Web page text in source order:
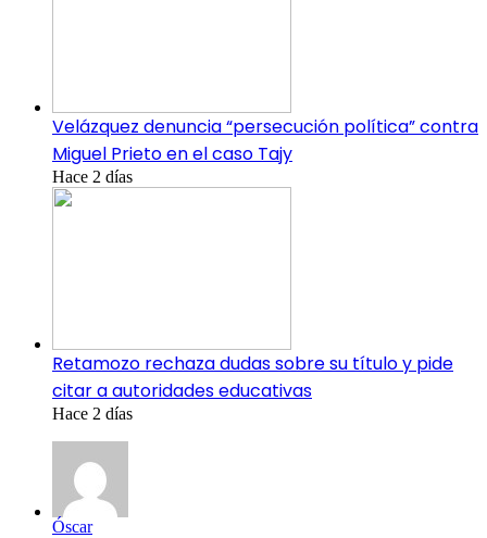
Velázquez denuncia “persecución política” contra
Miguel Prieto en el caso Tajy
Hace 2 días
Retamozo rechaza dudas sobre su título y pide
citar a autoridades educativas
Hace 2 días
Óscar